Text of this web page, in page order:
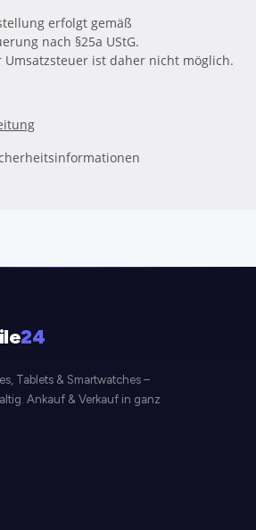
erfolgt gemäß
nach §25a UStG.
Umsatzsteuer ist daher nicht möglich.
24
Tablets & Smartwatches –
Ankauf & Verkauf in ganz